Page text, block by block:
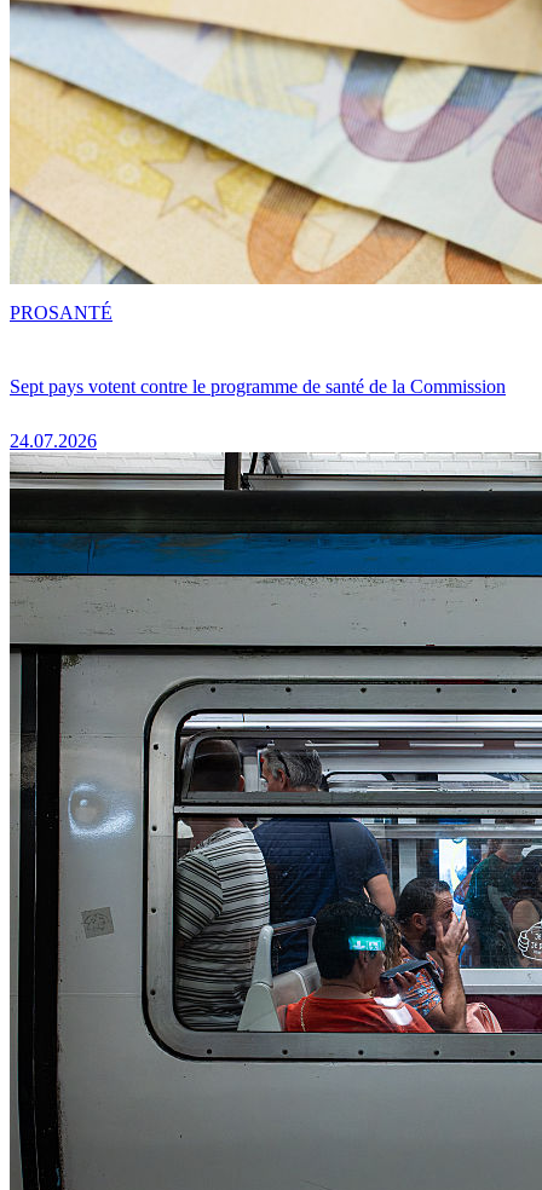
Sept pays votent contre le programme de santé de la Commission
24.07.2026
PROSANTÉ